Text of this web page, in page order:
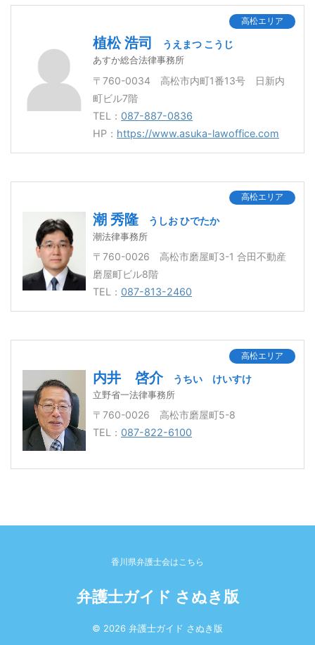
高松エリア
植松 浩司 うえまつ こうじ
あすか総合法律事務所
〒760-0034 高松市内町1番13号 日新内
町ビル7階
TEL： 087-887-0836
HP： https://www.asuka-lawoffice.com
高松エリア
潮 秀隆 うしお ひでたか
潮法律事務所
〒760-0026 高松市磨屋町3-1 合田不動産
磨屋町ビル8階
TEL： 087-813-2460
高松エリア
内井 啓介 うちい けいすけ
立野省一法律事務所
〒760-0026 高松市磨屋町5-8
TEL： 087-822-6100
香川県弁護士会はこちら
弁護士ガイド さぬき版
© 2026 弁護士ガイド さぬき版